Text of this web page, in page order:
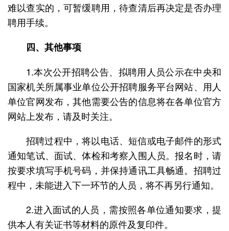
难以查实的，可暂缓聘用，待查清后再决定是否办理
聘用手续。
四、其他事项
1.本次公开招聘公告、拟聘用人员公示在中央和
国家机关所属事业单位公开招聘服务平台网站、用人
单位官网发布，其他需要公告的信息将在各单位官方
网站上发布，请及时关注。
招聘过程中，将以电话、短信或电子邮件的形式
通知笔试、面试、体检和考察入围人员。报名时，请
按要求填写手机号码，并保持通讯工具畅通。招聘过
程中，未能进入下一环节的人员，将不再另行通知。
2.进入面试的人员，需按照各单位通知要求，提
供本人有关证书等材料的原件及复印件。